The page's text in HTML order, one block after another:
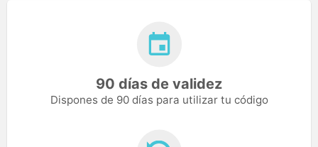
90 días de validez
Dispones de 90 días para utilizar tu código